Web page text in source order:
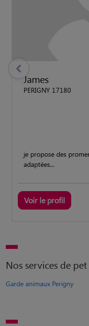
James
PERIGNY 17180
je propose des
adaptées...
Voir le profil
previous
Nos services de
Garde animaux Perigny